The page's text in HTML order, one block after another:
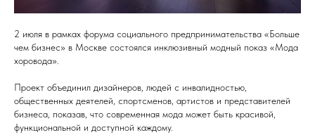
2 июля в рамках форума социального предпринимательства «Больше
чем бизнес» в Москве состоялся инклюзивный модный показ «Мода
хоровода».
Проект объединил дизайнеров, людей с инвалидностью,
общественных деятелей, спортсменов, артистов и представителей
бизнеса, показав, что современная мода может быть красивой,
функциональной и доступной каждому.